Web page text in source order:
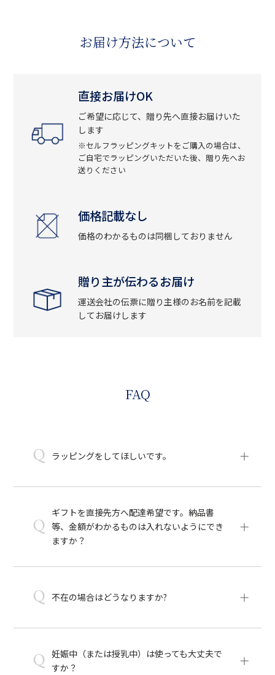
お届け方法について
直接お届けOK
ご希望に応じて、贈り先へ直接お届けいた
します
※セルフラッピングキットをご購入の場合は、
ご自宅でラッピングいただいた後、贈り先へお
送りください
価格記載なし
価格のわかるものは同梱しておりません
贈り主が伝わるお届け
運送会社の伝票に贈り主様のお名前を記載
してお届けします
FAQ
Q ラッピングをしてほしいです。
Q
ギフトを直接先方へ配達希望です。納品書
等、金額がわかるものは入れないようにでき
ますか？
Q 不在の場合はどうなりますか?
Q 妊娠中（または授乳中）は使っても大丈夫で
すか？